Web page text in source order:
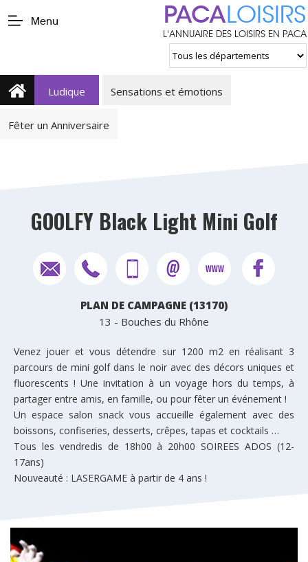
Menu PACALOISIRS
L'ANNUAIRE DES LOISIRS EN PACA
Ludique Sensations et émotions
Fêter un Anniversaire
GOOLFY Black Light Mini Golf
PLAN DE CAMPAGNE (13170)
13 - Bouches du Rhône
Venez jouer et vous détendre sur 1200 m2 en réalisant 3
parcours de mini golf dans le noir avec des décors uniques et
fluorescents ! Une invitation à un voyage hors du temps, à
partager entre amis, en famille, ou pour fêter un événement !
Un espace salon snack vous accueille également avec des
boissons, confiseries, desserts, crêpes, tapas et cocktails …
Tous les vendredis de 18h00 à 20h00 SOIREES ADOS (12-
17ans)
Nouveauté : LASERGAME à partir de 4 ans !